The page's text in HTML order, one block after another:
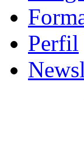
Perfil